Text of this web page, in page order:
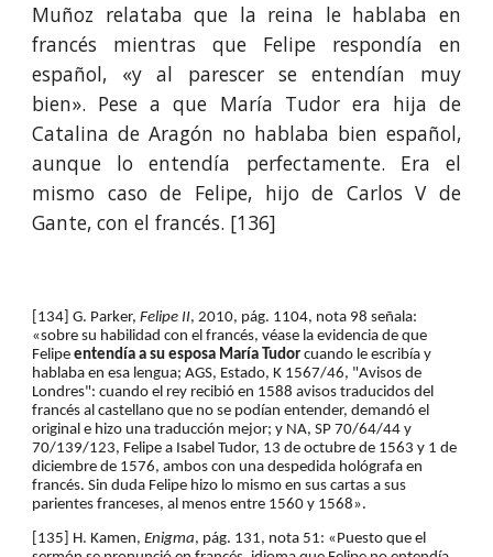
Muñoz relataba que la reina le hablaba en
francés mientras que Felipe respondía en
español, «y al parescer se entendían muy
bien». Pese a que María Tudor era hija de
Catalina de Aragón no hablaba bien español,
aunque lo entendía perfectamente. Era el
mismo caso de Felipe, hijo de Carlos V de
Gante, con el francés. [136]
[134] G. Parker, Felipe II, 2010, pág. 1104, nota 98 señala:
«sobre su habilidad con el francés, véase la evidencia de que
Felipe entendía a su esposa María Tudor cuando le escribía y
hablaba en esa lengua; AGS, Estado, K 1567/46, "Avisos de
Londres": cuando el rey recibió en 1588 avisos traducidos del
francés al castellano que no se podían entender, demandó el
original e hizo una traducción mejor; y NA, SP 70/64/44 y
70/139/123, Felipe a Isabel Tudor, 13 de octubre de 1563 y 1 de
diciembre de 1576, ambos con una despedida hológrafa en
francés. Sin duda Felipe hizo lo mismo en sus cartas a sus
parientes franceses, al menos entre 1560 y 1568».
[135] H. Kamen, Enigma, pág. 131, nota 51: «Puesto que el